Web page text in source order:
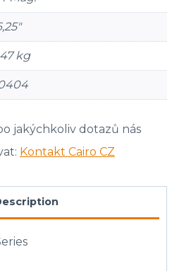
kg
jakýchkoliv dotazů nás
Kontakt Cairo CZ